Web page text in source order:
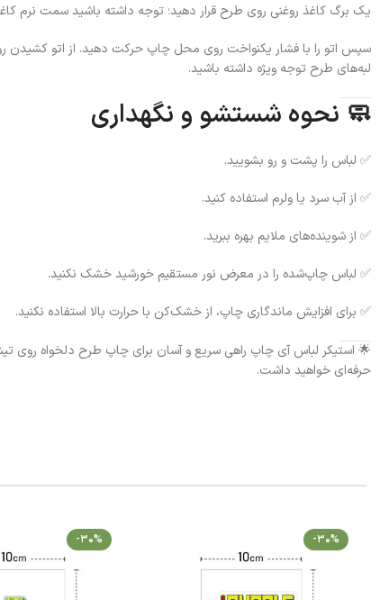
یک برگ کاغذ روغنی روی طرح قرار دهید؛ توجه داشته باشید سمت نرم
سپس اتو را با فشار یکنواخت روی محل چاپ حرکت دهید. از اتو کشیدن
لبه‌های طرح توجه ویژه داشته باشید.
🧼 نحوه شستشو و نگهداری
✅ لباس را پشت و رو بشویید.
✅ از آب سرد یا ولرم استفاده کنید.
✅ از شوینده‌های ملایم بهره ببرید.
✅ لباس چاپ‌شده را در معرض نور مستقیم خورشید خشک نکنید.
✅ برای افزایش ماندگاری چاپ، از خشک‌کن با حرارت بالا استفاده نکنید.
🌟 استیکر لباس آی چاپ راهی سریع و آسان برای چاپ طرح دلخواه روی
حرفه‌ای خواهید داشت.
-30%
-30%